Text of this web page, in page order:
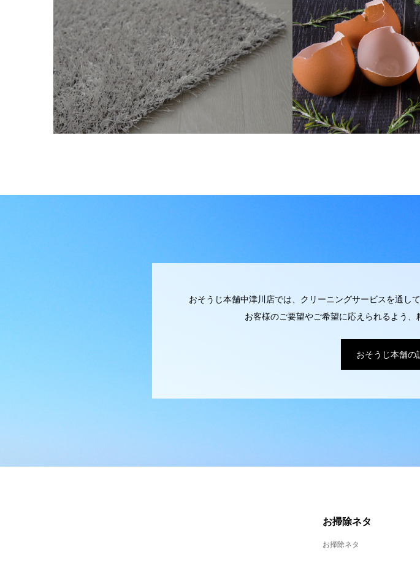
おそうじ本舗中津川店では、クリーニングサービスを通し
お客様のご要望やご希望に応えられるよう、
おそうじ本舗の
お掃除ネタ
お掃除ネタ